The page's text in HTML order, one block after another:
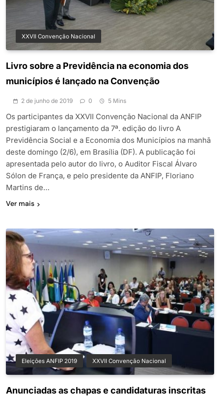
XXVII Convenção Nacional
Livro sobre a Previdência na economia dos
municípios é lançado na Convenção
2 de junho de 2019 0 5 Mins
Os participantes da XXVII Convenção Nacional da ANFIP
prestigiaram o lançamento da 7ª. edição do livro A
Previdência Social e a Economia dos Municípios na manhã
deste domingo (2/6), em Brasília (DF). A publicação foi
apresentada pelo autor do livro, o Auditor Fiscal Álvaro
Sólon de França, e pelo presidente da ANFIP, Floriano
Martins de…
Ver mais
Eleições ANFIP 2019 XXVII Convenção Nacional
Anunciadas as chapas e candidaturas inscritas